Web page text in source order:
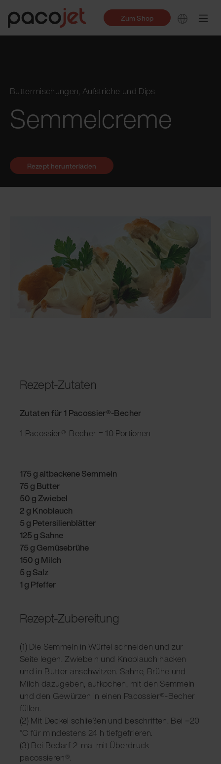
Zum Shop
Buttermischungen, Aufstriche und Dips
Semmelcreme
Rezept-Zutaten
Zutaten für 1 Pacossier®-Becher
1 Pacossier®-Becher = 10 Portionen
175 g altbackene Semmeln
75 g Butter
50 g Zwiebel
2 g Knoblauch
5 g Petersilienblätter
125 g Sahne
75 g Gemüsebrühe
150 g Milch
5 g Salz
1 g Pfeffer
Rezept-Zubereitung
(1) Die Semmeln in Würfel schneiden und zur
Seite legen. Zwiebeln und Knoblauch hacken
und in Butter anschwitzen. Sahne, Brühe und
Milch dazugeben, aufkochen, mit den Semmeln
und den Gewürzen in einen Pacossier®-Becher
füllen.
(2) Mit Deckel schließen und beschriften. Bei −20
°C für mindestens 24 h tiefgefrieren.
(3) Bei Bedarf 2-mal mit Überdruck
pacossieren®.
Rezept herunterladen